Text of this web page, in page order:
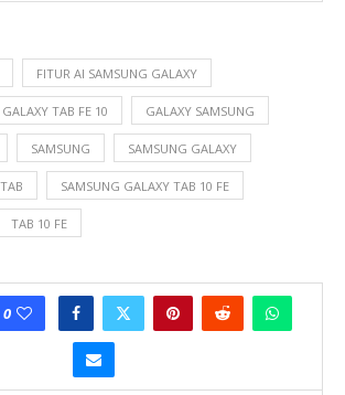
FITUR AI SAMSUNG GALAXY
TAB FE 10 GALAXY SAMSUNG
SAMSUNG SAMSUNG GALAXY
SAMSUNG GALAXY TAB 10 FE
TAB 10 FE
0